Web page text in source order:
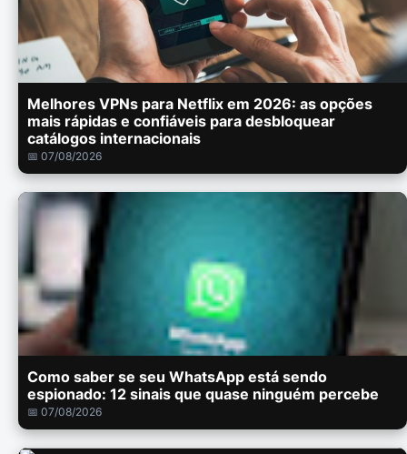
Melhores VPNs para Netflix em 2026: as opções
mais rápidas e confiáveis para desbloquear
catálogos internacionais
📅 07/08/2026
Como saber se seu WhatsApp está sendo
espionado: 12 sinais que quase ninguém percebe
📅 07/08/2026